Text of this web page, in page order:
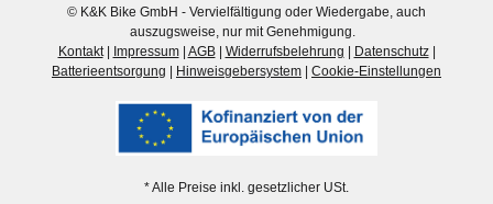
© K&K Bike GmbH - Vervielfältigung oder Wiedergabe, auch
auszugsweise, nur mit Genehmigung.
Kontakt| Impressum| AGB| Widerrufsbelehrung Datenschutz|
Batterieentsorgung
Hinweisgebersystem Cookie-Einstellungen
* Alle Preise inkl. gesetzlicher USt.